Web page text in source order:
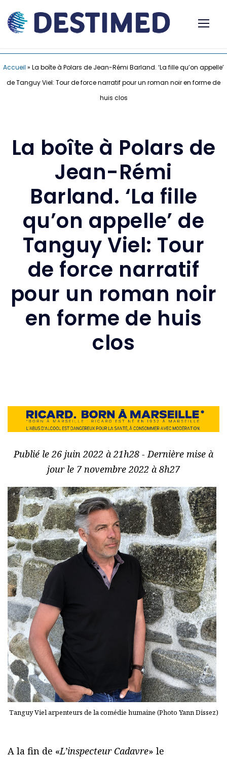
Accueil » La boîte à Polars de Jean-Rémi Barland. ‘La fille qu’on appelle’
de Tanguy Viel: Tour de force narratif pour un roman noir en forme de
huis clos
La boîte à Polars de
Jean-Rémi
Barland. ‘La fille
qu’on appelle’ de
Tanguy Viel: Tour
de force narratif
pour un roman noir
en forme de huis
clos
Publié le 26 juin 2022 à 21h28 - Dernière mise à
jour le 7 novembre 2022 à 8h27
Tanguy Viel arpenteurs de la comédie humaine (Photo Yann Dissez)
A la fin de «L’inspecteur Cadavre» le